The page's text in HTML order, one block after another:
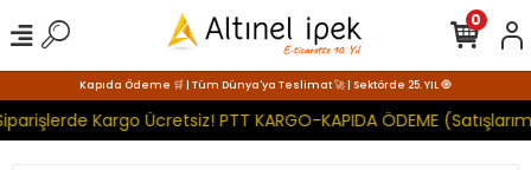
Kapıda Ödeme 🛒 | Tüm Dünya'ya Teslimat 🚀 | Sektörde 25. YIL 🧿
Kargo Ücretsiz! PTT KARGO-KAPIDA ÖDEME
0